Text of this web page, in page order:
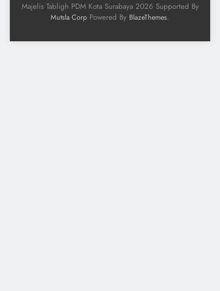
Majelis Tabligh PDM Kota Surabaya 2026 Supported By
Mutsla Corp Powered By BlazeThemes.